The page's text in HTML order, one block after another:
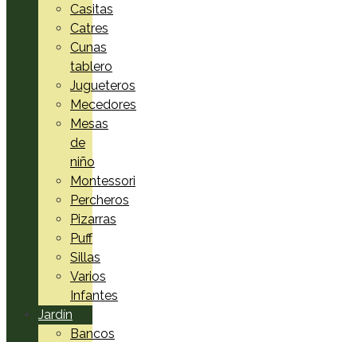
Casitas
Catres
Cunas
tablero
Jugueteros
Mecedores
Mesas
de
niño
Montessori
Percheros
Pizarras
Puff
Sillas
Varios
Infantes
Jardín
Bancos